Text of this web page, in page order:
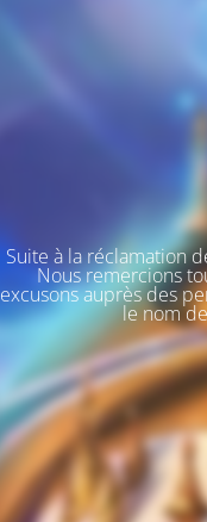
Suite à la réclamation
Nous remercions
excusons auprès des
le nom